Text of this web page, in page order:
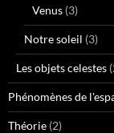
Venus (3)
Notre soleil (3)
Les objets celestes
Phénomènes de
Théorie (2)